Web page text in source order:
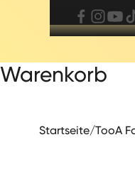
Warenkorb
Startseite/TooA